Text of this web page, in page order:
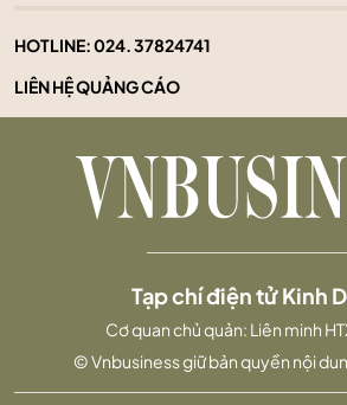
HOTLINE:024. 37824741
LIÊN HỆ QUẢNG CÁO
Tạp chí điện tử Kinh
Cơ quan chủ quản: Liên minh
© Vnbusiness giữ bản quyền nội